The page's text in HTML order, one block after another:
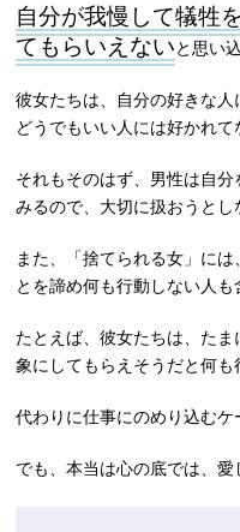
自分が我慢して犠牲
てもらいえないと思い
彼女たちは、自分の好きな人
どうでもいい人には好かれて
それもそのはず、男性は自
みるので、大切に扱おうとし
また、「捨てられる女」に
とを諦め何も行動しない人も
たとえば、彼女たちは、た
象にしてもらえそうだと何も
代わりに仕事にのめり込むケ
でも、本当は心の底では、愛